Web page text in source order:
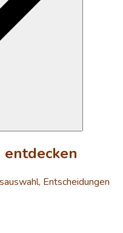
Entscheidungen